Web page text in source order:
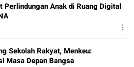
Perlindungan Anak di Ruang Digital
Sekolah Rakyat, Menkeu:
Masa Depan Bangsa